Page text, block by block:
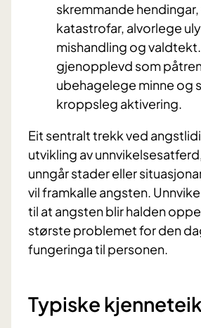
skremmande
katastrofar, alvorlege
mishandling og
gjenopplevd som
ubehagelege minne og
kroppsleg aktivering.
Eit sentralt trekk ved
utvikling av
unngår stader eller
vil framkalle angsten.
til at angsten blir halden
største problemet for den
fungeringa til personen.
Typiske